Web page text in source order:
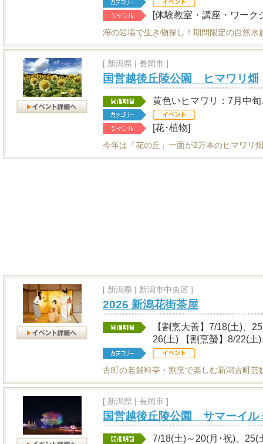
[体験教室・講座・ワーク
海の岩場で生き物探し！期間限定の自然水
[ 新潟県 | 長岡市 ]
国営越後丘陵公園 ヒマワリ畑
黄色いヒマワリ：7月中
[花･植物]
今年は「花の丘」一面が2万本のヒマワリ
[ 新潟県 | 新潟市中央区 ]
2026 新潟花街茶屋
【割烹大善】7/18(土)、
26(土) 【割烹螢】8/22(土
古町の老舗料亭・割烹で楽しむ新潟古町芸
[ 新潟県 | 長岡市 ]
国営越後丘陵公園 サマーイル
7/18(土)～20(月･祝)、25(